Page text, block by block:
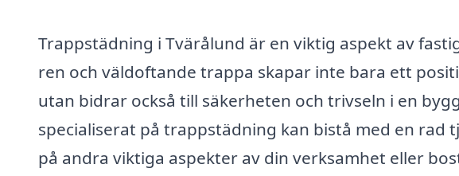
Trappstädning i Tvärålund är en viktig aspekt av
ren och väldoftande trappa skapar inte bara ett
utan bidrar också till säkerheten och trivseln i en
specialiserat på trappstädning kan bistå med en rad
på andra viktiga aspekter av din verksamhet eller